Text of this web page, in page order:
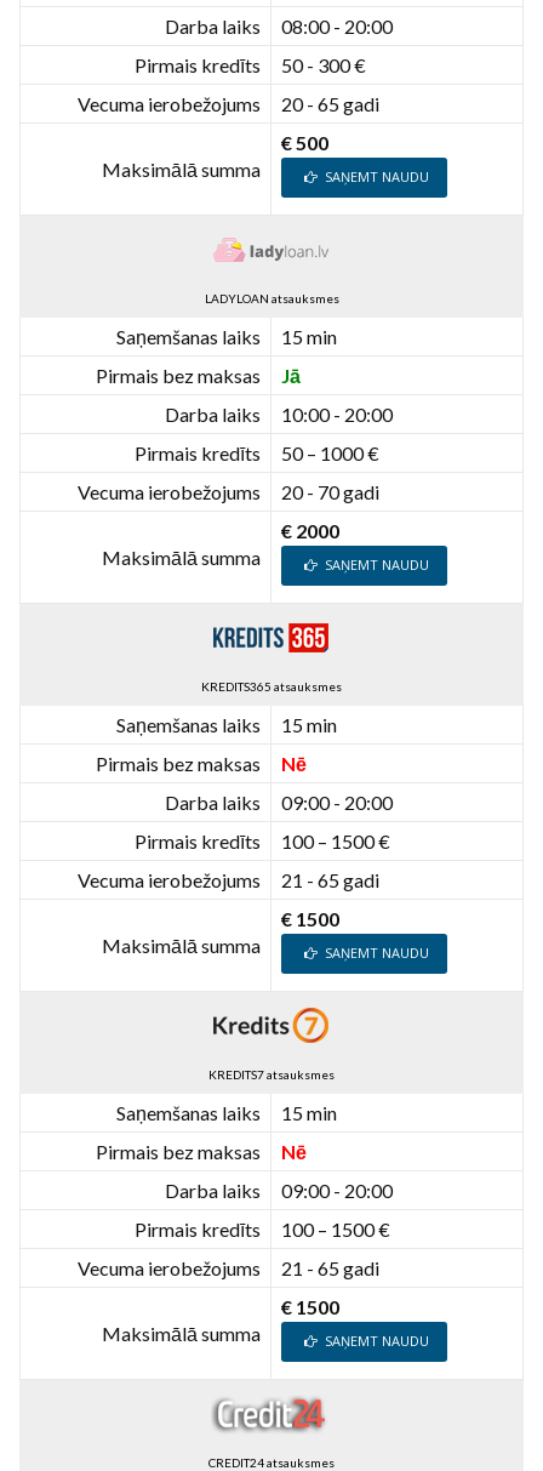
Darba laiks
08:00 - 20:00
Pirmais kredīts
50 - 300 €
Vecuma ierobežojums
20 - 65 gadi
Maksimālā summa
€ 500
SAŅEMT NAUDU
LADYLOAN atsauksmes
Saņemšanas laiks
15 min
Pirmais bez maksas
Jā
Darba laiks
10:00 - 20:00
Pirmais kredīts
50 – 1000 €
Vecuma ierobežojums
20 - 70 gadi
Maksimālā summa
€ 2000
SAŅEMT NAUDU
KREDITS365 atsauksmes
Saņemšanas laiks
15 min
Pirmais bez maksas
Nē
Darba laiks
09:00 - 20:00
Pirmais kredīts
100 – 1500 €
Vecuma ierobežojums
21 - 65 gadi
Maksimālā summa
€ 1500
SAŅEMT NAUDU
KREDITS7 atsauksmes
Saņemšanas laiks
15 min
Pirmais bez maksas
Nē
Darba laiks
09:00 - 20:00
Pirmais kredīts
100 – 1500 €
Vecuma ierobežojums
21 - 65 gadi
Maksimālā summa
€ 1500
SAŅEMT NAUDU
CREDIT24 atsauksmes